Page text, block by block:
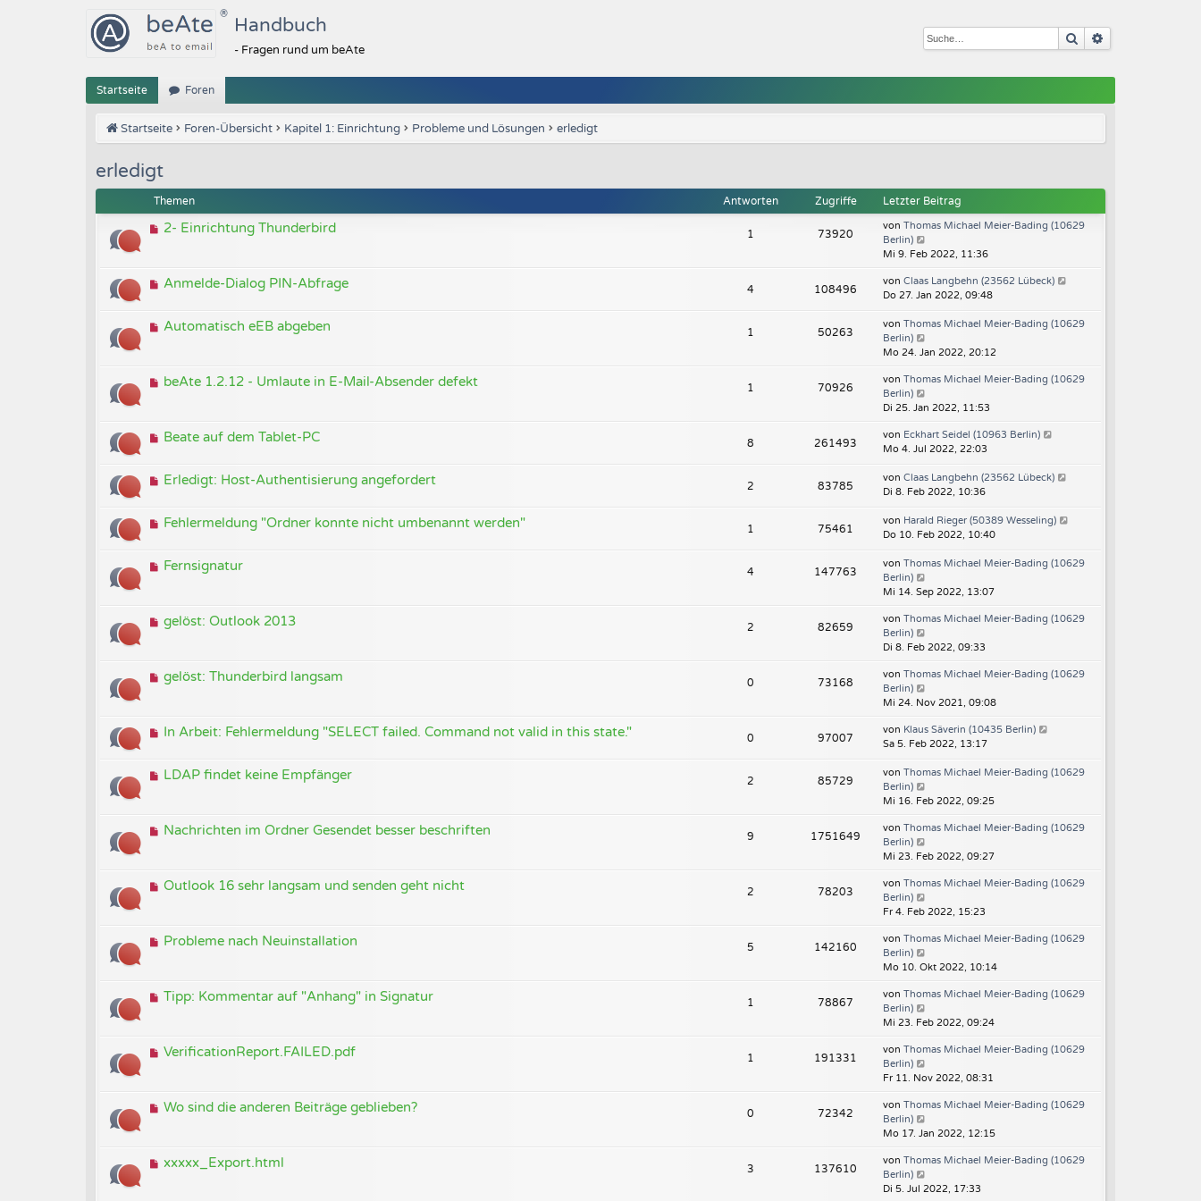
Handbuch
- Fragen rund um beAte
Suche
Startseite Foren
Startseite Foren-Übersicht Kapitel 1: Einrichtung Probleme und Lösungen erledigt
erledigt
Themen Antworten Zugriffe Letzter Beitrag
2- Einrichtung Thunderbird 1 73920
von Thomas Michael Meier-Bading (10629
Berlin)
Mi 9. Feb 2022, 11:36
Anmelde-Dialog PIN-Abfrage 4 108496
von Claas Langbehn (23562 Lübeck)
Do 27. Jan 2022, 09:48
Automatisch eEB abgeben 1 50263
von Thomas Michael Meier-Bading (10629
Berlin)
Mo 24. Jan 2022, 20:12
beAte 1.2.12 - Umlaute in E-Mail-Absender defekt 1 70926
von Thomas Michael Meier-Bading (10629
Berlin)
Di 25. Jan 2022, 11:53
Beate auf dem Tablet-PC 8 261493
von Eckhart Seidel (10963 Berlin)
Mo 4. Jul 2022, 22:03
Erledigt: Host-Authentisierung angefordert 2 83785
von Claas Langbehn (23562 Lübeck)
Di 8. Feb 2022, 10:36
Fehlermeldung "Ordner konnte nicht umbenannt werden" 1 75461
von Harald Rieger (50389 Wesseling)
Do 10. Feb 2022, 10:40
Fernsignatur 4 147763
von Thomas Michael Meier-Bading (10629
Berlin)
Mi 14. Sep 2022, 13:07
gelöst: Outlook 2013 2 82659
von Thomas Michael Meier-Bading (10629
Berlin)
Di 8. Feb 2022, 09:33
gelöst: Thunderbird langsam 0 73168
von Thomas Michael Meier-Bading (10629
Berlin)
Mi 24. Nov 2021, 09:08
In Arbeit: Fehlermeldung "SELECT failed. Command not valid in this state." 0 97007
von Klaus Säverin (10435 Berlin)
Sa 5. Feb 2022, 13:17
LDAP findet keine Empfänger 2 85729
von Thomas Michael Meier-Bading (10629
Berlin)
Mi 16. Feb 2022, 09:25
Nachrichten im Ordner Gesendet besser beschriften 9 1751649
von Thomas Michael Meier-Bading (10629
Berlin)
Mi 23. Feb 2022, 09:27
Outlook 16 sehr langsam und senden geht nicht 2 78203
von Thomas Michael Meier-Bading (10629
Berlin)
Fr 4. Feb 2022, 15:23
Probleme nach Neuinstallation 5 142160
von Thomas Michael Meier-Bading (10629
Berlin)
Mo 10. Okt 2022, 10:14
Tipp: Kommentar auf "Anhang" in Signatur 1 78867
von Thomas Michael Meier-Bading (10629
Berlin)
Mi 23. Feb 2022, 09:24
VerificationReport.FAILED.pdf 1 191331
von Thomas Michael Meier-Bading (10629
Berlin)
Fr 11. Nov 2022, 08:31
Wo sind die anderen Beiträge geblieben? 0 72342
von Thomas Michael Meier-Bading (10629
Berlin)
Mo 17. Jan 2022, 12:15
xxxxx_Export.html 3 137610
von Thomas Michael Meier-Bading (10629
Berlin)
Di 5. Jul 2022, 17:33